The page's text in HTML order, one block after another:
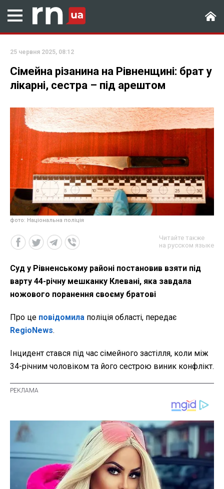
25 червня 2025, 08:12
Сімейна різанина на Рівненщині: брат у
лікарні, сестра – під арештом
фото: Національна поліція
Читайте также
на русском языке
Суд у Рівненському районі постановив взяти під
варту 44-річну мешканку Клевані, яка завдала
ножового поранення своєму братові
Про це повідомила поліція області, передає
RegioNews.
Інцидент стався під час сімейного застілля, коли між
34-річним чоловіком та його сестрою виник конфлікт.